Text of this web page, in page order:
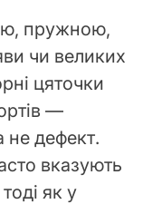
пружною,
чи великих
цяточки
—
не дефект.
вказують
як у